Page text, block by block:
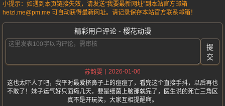
小提示：如遇到本页链接失效，请发送“我要最新网址”到本站官方邮箱
heizi.me@pm.me 可自动获得最新网址。请记录保存本站官方联系邮箱！
精彩用户评论 - 樱花动漫
提
交
苏韵雯
2026-01-06
这也太吓人了吧，我平时最爱挤鼻子上的痘痘了，看完这个直接手抖，以后再也
不敢了！妹子运气好只面瘫几天，要是细菌上脑那就完了，医生说的死亡三角区
真不是开玩笑，大家互相提醒啊。